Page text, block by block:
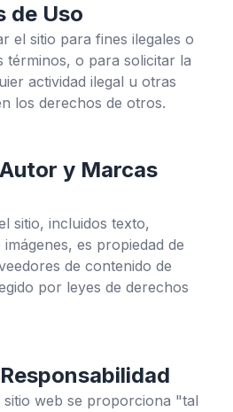
de Uso
el sitio para fines ilegales o
términos, o para solicitar la
actividad ilegal u otras
los derechos de otros.
y Marcas
sitio, incluidos texto,
es propiedad de
de contenido de
por leyes de derechos
sitio web se proporciona "tal